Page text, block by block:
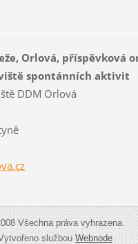
Orlová, příspěvková
spontánních aktivit
DDM Orlová
a.cz
Všechna práva vyhrazena.
službouWebnode